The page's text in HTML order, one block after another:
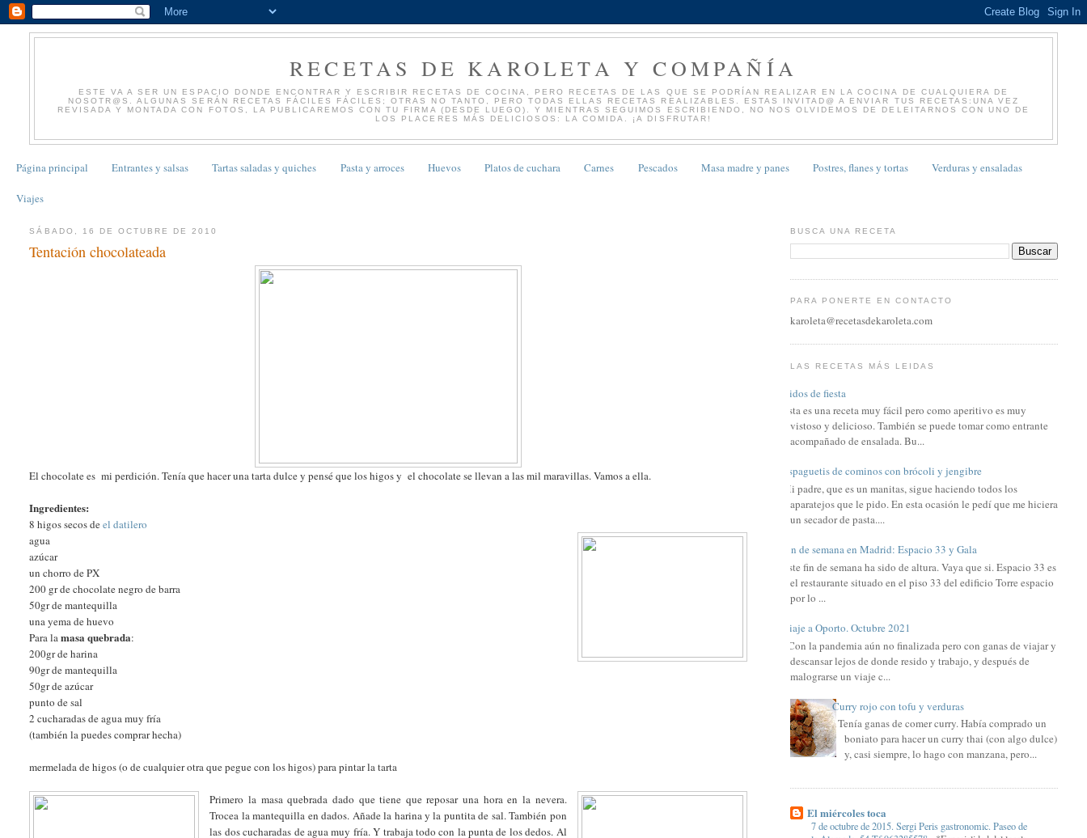
RECETAS DE KAROLETA Y COMPAÑÍA
ESTE VA A SER UN ESPACIO DONDE ENCONTRAR Y ESCRIBIR RECETAS DE COCINA, PERO RECETAS DE LAS QUE SE PODRÍAN REALIZAR EN LA COCINA DE CUALQUIERA DE
NOSOTR@S. ALGUNAS SERÁN RECETAS FÁCILES FÁCILES; OTRAS NO TANTO, PERO TODAS ELLAS RECETAS REALIZABLES. ESTAS INVITAD@ A ENVIAR TUS RECETAS:UNA VEZ
REVISADA Y MONTADA CON FOTOS, LA PUBLICAREMOS CON TU FIRMA (DESDE LUEGO). Y MIENTRAS SEGUIMOS ESCRIBIENDO, NO NOS OLVIDEMOS DE DELEITARNOS CON UNO DE
LOS PLACERES MÁS DELICIOSOS: LA COMIDA. ¡A DISFRUTAR!
Página principal Entrantes y salsas Tartas saladas y quiches Pasta y arroces Huevos Platos de cuchara Carnes Pescados Masa madre y panes Postres, flanes y tortas Verduras y ensaladas
Viajes
SÁBADO, 16 DE OCTUBRE DE 2010
Tentación chocolateada
El chocolate es mi perdición. Tenía que hacer una tarta dulce y pensé que los higos y el chocolate se llevan a las mil maravillas. Vamos a ella.
Ingredientes:
8 higos secos deel datilero
agua
azúcar
un chorro de PX
200 gr de chocolate negro de barra
50gr de mantequilla
una yema de huevo
Para lamasa quebrada:
200gr de harina
90gr de mantequilla
50gr de azúcar
punto de sal
2 cucharadas de agua muy fría
(también la puedes comprar hecha)
mermelada de higos (o de cualquier otra que pegue con los higos) para pintar la tarta
Primero la masa quebrada dado que tiene que reposar una hora en la nevera.
Trocea la mantequilla en dados. Añade la harina y la puntita de sal. También pon
las dos cucharadas de agua muy fría. Y trabaja todo con la punta de los dedos. Al
BUSCA UNA RECETA
PARA PONERTE EN CONTACTO
karoleta@recetasdekaroleta.com
LAS RECETAS MÁS LEIDAS
Nidos de fiesta
Esta es una receta muy fácil pero como aperitivo es muy
vistoso y delicioso. También se puede tomar como entrante
acompañado de ensalada. Bu...
Espaguetis de cominos con brócoli y jengibre
Mi padre, que es un manitas, sigue haciendo todos los
aparatejos que le pido. En esta ocasión le pedí que me hiciera
un secador de pasta....
Fin de semana en Madrid: Espacio 33 y Gala
Este fin de semana ha sido de altura. Vaya que si. Espacio 33 es
el restaurante situado en el piso 33 del edificio Torre espacio
por lo ...
Viaje a Oporto. Octubre 2021
Con la pandemia aún no finalizada pero con ganas de viajar y
descansar lejos de donde resido y trabajo, y después de
malograrse un viaje c...
Curry rojo con tofu y verduras
Tenía ganas de comer curry. Había comprado un
boniato para hacer un curry thai (con algo dulce)
y, casi siempre, lo hago con manzana, pero...
El miércoles toca
7 de octubre de 2015. Sergi Peris gastronomic. Paseo de